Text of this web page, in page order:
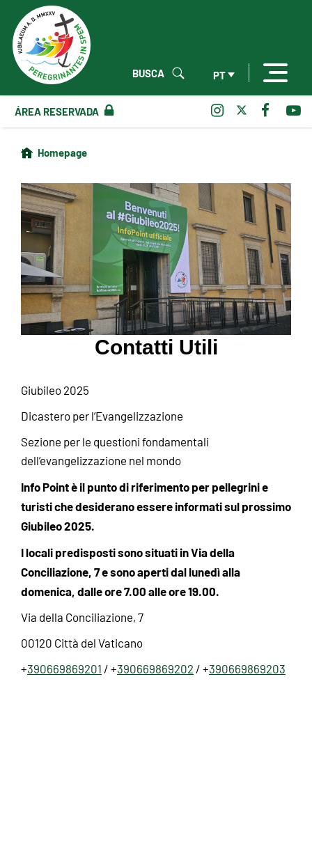
PT
BUSCA
ÁREA RESERVADA
Homepage
Contatti Utili
Giubileo 2025
Dicastero per l’Evangelizzazione
Sezione per le questioni fondamentali
dell’evangelizzazione nel mondo
Info Point è il punto di riferimento per pellegrini e
turisti che desiderano essere informati sul prossimo
Giubileo 2025.
I locali predisposti sono situati in Via della
Conciliazione, 7 e sono aperti dal lunedì alla
domenica, dalle ore 7.00 alle ore 19.00.
Via della Conciliazione, 7
00120 Città del Vaticano
+390669869201 / +390669869202 / +390669869203